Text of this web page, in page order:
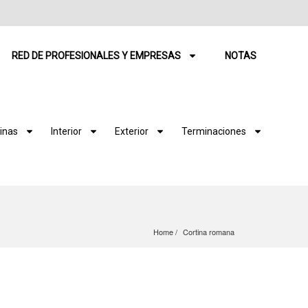
RED DE PROFESIONALES Y EMPRESAS NOTAS
Interior Exterior Terminaciones
Home Cortina romana